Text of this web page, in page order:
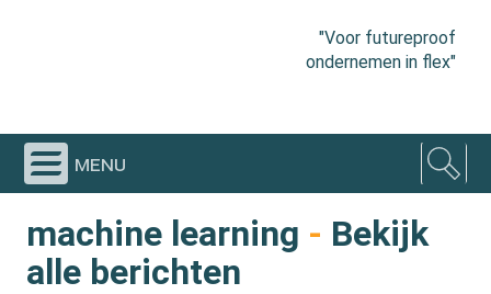
"Voor futureproof
ondernemen in flex"
menu
machine learning - Bekijk
alle berichten